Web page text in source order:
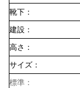
靴下：
建設：
高さ：
サイズ：
標準：